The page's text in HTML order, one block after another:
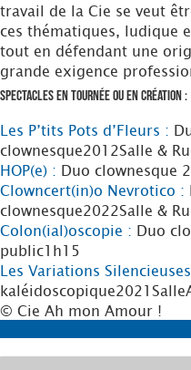
travail de la Cie se veut
ces thématiques, ludique
tout en défendant une
grande exigence
Spectacles en tournée ou en création :
Les P’tits Pots d’Fleurs :
clownesque2012Salle &
HOP(e) : Duo clownesque
Clowncert(in)o Nevrotico :
clownesque2022Salle &
Colon(ial)oscopie : Duo
public1h15
Les Variations
kaléidoscopique2021 Salle
© Cie Ah mon Amour !